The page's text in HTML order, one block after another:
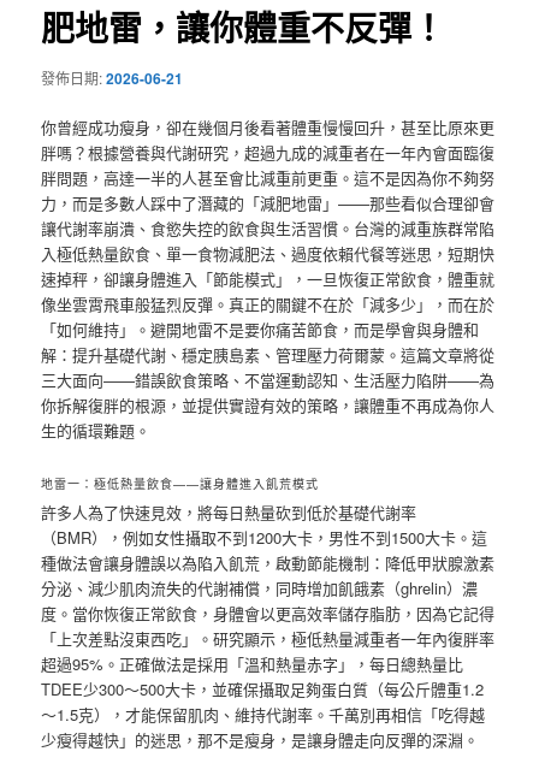
肥地雷，讓你體重不反彈！
發佈日期:2026-06-21
你曾經成功瘦身，卻在幾個月後看著體重慢慢回升，甚至比原來更
胖嗎？根據營養與代謝研究，超過九成的減重者在一年內會面臨復
胖問題，高達一半的人甚至會比減重前更重。這不是因為你不夠努
力，而是多數人踩中了潛藏的「減肥地雷」——那些看似合理卻會
讓代謝率崩潰、食慾失控的飲食與生活習慣。台灣的減重族群常陷
入極低熱量飲食、單一食物減肥法、過度依賴代餐等迷思，短期快
速掉秤，卻讓身體進入「節能模式」，一旦恢復正常飲食，體重就
像坐雲霄飛車般猛烈反彈。真正的關鍵不在於「減多少」，而在於
「如何維持」。避開地雷不是要你痛苦節食，而是學會與身體和
解：提升基礎代謝、穩定胰島素、管理壓力荷爾蒙。這篇文章將從
三大面向——錯誤飲食策略、不當運動認知、生活壓力陷阱——為
你拆解復胖的根源，並提供實證有效的策略，讓體重不再成為你人
生的循環難題。
地雷一：極低熱量飲食——讓身體進入飢荒模式
許多人為了快速見效，將每日熱量砍到低於基礎代謝率
（BMR），例如女性攝取不到1200大卡，男性不到1500大卡。這
種做法會讓身體誤以為陷入飢荒，啟動節能機制：降低甲狀腺激素
分泌、減少肌肉流失的代謝補償，同時增加飢餓素（ghrelin）濃
度。當你恢復正常飲食，身體會以更高效率儲存脂肪，因為它記得
「上次差點沒東西吃」。研究顯示，極低熱量減重者一年內復胖率
超過95%。正確做法是採用「溫和熱量赤字」，每日總熱量比
TDEE少300～500大卡，並確保攝取足夠蛋白質（每公斤體重1.2
～1.5克），才能保留肌肉、維持代謝率。千萬別再相信「吃得越
少瘦得越快」的迷思，那不是瘦身，是讓身體走向反彈的深淵。